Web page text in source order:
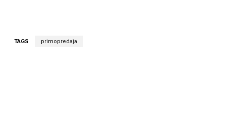
TAGS primopredaja